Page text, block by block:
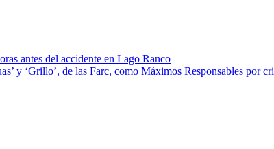
antes del accidente en Lago Ranco
y ‘Grillo’, de las Farc, como Máximos Responsables por